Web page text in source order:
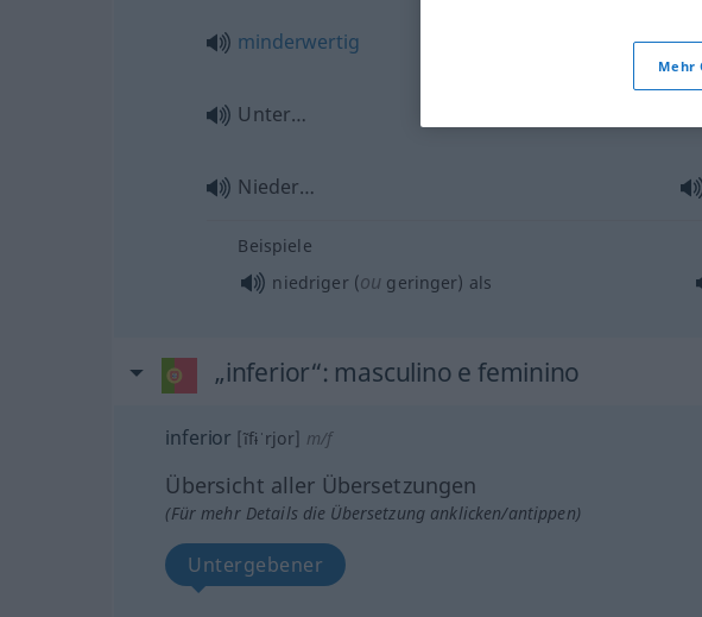
minderwertig
Unter…
Nieder…
Beispiele
niedriger (ou geringer) als
„inferior“: masculino e feminino
inferior [ĩfɨˈrjor] m/f
Übersicht aller Übersetzungen
(Für mehr Details die Übersetzung anklicken/antippen)
Untergebener
Mehr